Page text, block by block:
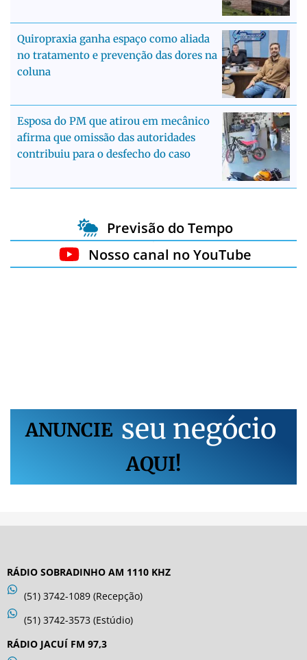
Quiropraxia ganha espaço como aliada
no tratamento e prevenção das dores na
coluna
Esposa do PM que atirou em mecânico
afirma que omissão das autoridades
contribuiu para o desfecho do caso
Previsão do Tempo
Nosso canal no YouTube
ANUNCIE seu negócio
AQUI!
RÁDIO SOBRADINHO AM 1110 KHZ
(51) 3742-1089 (Recepção)
(51) 3742-3573 (Estúdio)
RÁDIO JACUÍ FM 97,3